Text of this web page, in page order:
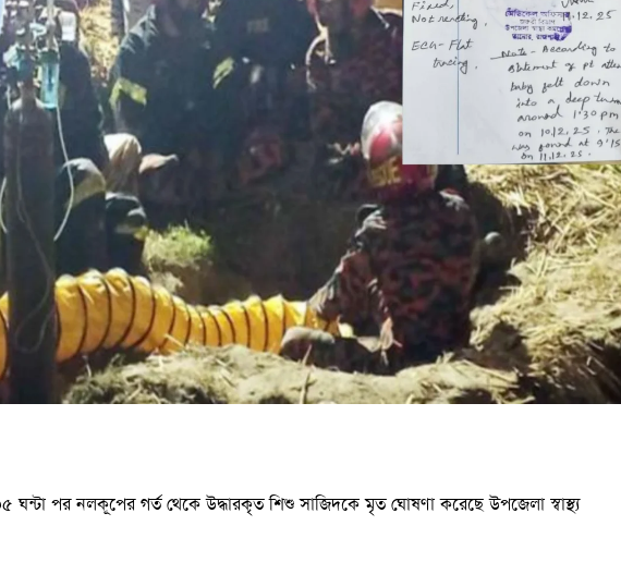
ঘন্টা পর নলকূপের গর্ত থেকে উদ্ধারকৃত শিশু সাজিদকে মৃত ঘোষণা করেছে উপজেলা স্বাস্থ্য